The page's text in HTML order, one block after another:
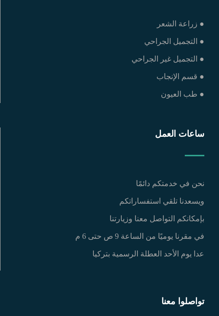
● زراعة الشعر
● التجميل الجراحي
● التجميل غير الجراحي
● قسم الإنجاب
● طب العيون
ساعات العمل
نحن في خدمتكم دائمًا
ويسعدنا تلقي استفساراتكم
بإمكانكم التواصل معنا وزيارتنا
في مقرنا يوميًا من الساعة 9 ص حتى 6 م
عدا يوم الأحد العطلة الرسمية بتركيا
تواصلوا معنا